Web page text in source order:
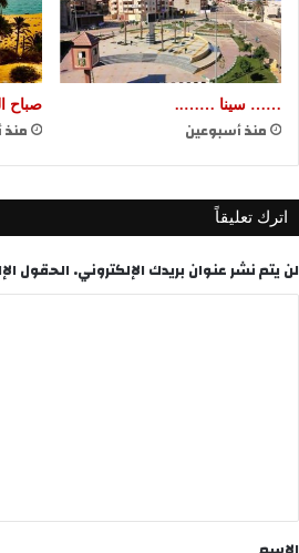
…… سينا ……..
منذ أسبوعين
صباح
اترك تعليقاً
لن يتم نشر عنوان بريدك الإلكتروني. الحقول
*